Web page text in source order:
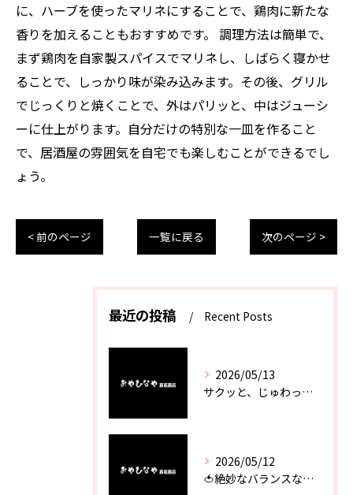
に、ハーブを使ったマリネにすることで、鶏肉に新たな
香りを加えることもおすすめです。 調理方法は簡単で、
まず鶏肉を自家製スパイスでマリネし、しばらく寝かせ
ることで、しっかり味が染み込みます。その後、グリル
でじっくりと焼くことで、外はパリッと、中はジューシ
ーに仕上がります。自分だけの特別な一皿を作ること
で、居酒屋の雰囲気を自宅でも楽しむことができるでし
ょう。
< 前のページ 一覧に戻る 次のページ >
最近の投稿 Recent Posts
2026/05/13
サクッと、じゅわっと。瀬戸内が香るカキフライ
2026/05/12
🍅絶妙なバランスなのに最高な一品🥗